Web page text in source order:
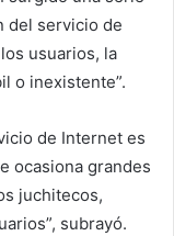
del servicio de
usuarios, la
o inexistente”.
de Internet es
ocasiona grandes
juchitecos,
subrayó.